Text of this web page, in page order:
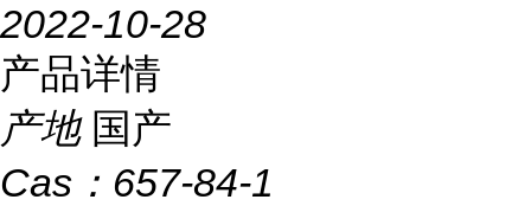
2022-10-28
产品详情
产地 国产
Cas： 657-84-1